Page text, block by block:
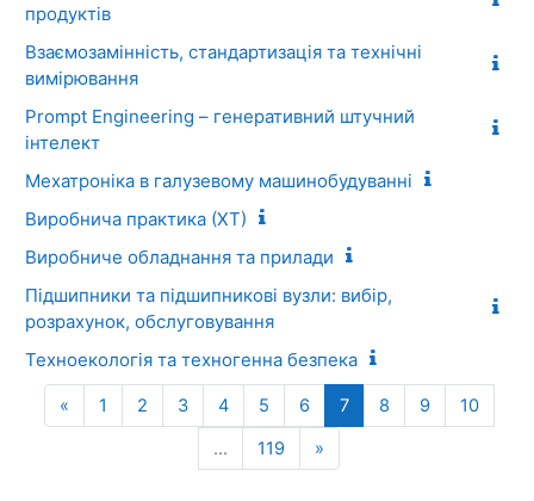
продуктів
Взаємозамінність, стандартизація та технічні
вимірювання
Prompt Engineering – генеративний штучний
інтелект
Мехатроніка в галузевому машинобудуванні
Виробнича практика (ХТ)
Виробниче обладнання та прилади
Підшипники та підшипникові вузли: вибір,
розрахунок, обслуговування
Техноекологія та техногенна безпека
«Попередня сторінка
1 2 3 4 5 6 7(поточний)
8 9
10
…
119 »Наступна сторінка